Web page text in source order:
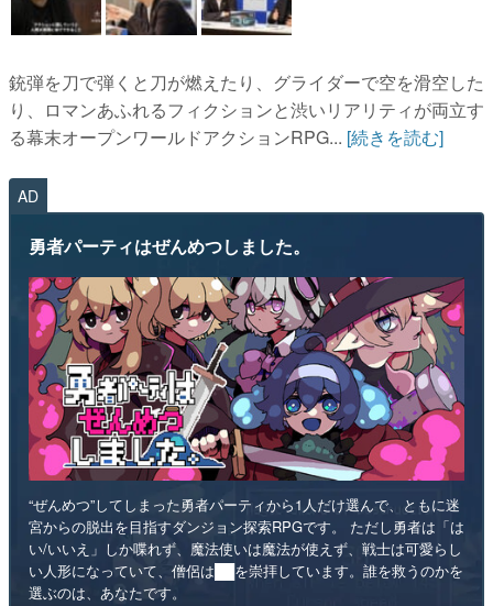
銃弾を刀で弾くと刀が燃えたり、グライダーで空を滑空した
り、ロマンあふれるフィクションと渋いリアリティが両立す
る幕末オープンワールドアクションRPG... [続きを読む]
AD
勇者パーティはぜんめつしました。
“ぜんめつ”してしまった勇者パーティから1人だけ選んで、ともに迷
宮からの脱出を目指すダンジョン探索RPGです。 ただし勇者は「は
い/いいえ」しか喋れず、魔法使いは魔法が使えず、戦士は可愛らし
い人形になっていて、僧侶は██を崇拝しています。誰を救うのかを
選ぶのは、あなたです。